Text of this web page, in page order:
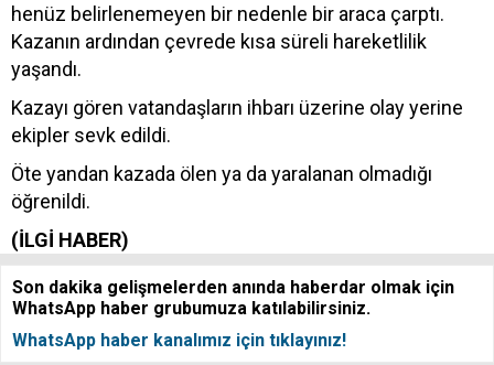
henüz belirlenemeyen bir nedenle bir araca çarptı.
Kazanın ardından çevrede kısa süreli hareketlilik
yaşandı.
Kazayı gören vatandaşların ihbarı üzerine olay yerine
ekipler sevk edildi.
Öte yandan kazada ölen ya da yaralanan olmadığı
öğrenildi.
(İLGİ HABER)
Son dakika gelişmelerden anında haberdar olmak için
WhatsApp haber grubumuza katılabilirsiniz.
WhatsApp haber kanalımız için tıklayınız!